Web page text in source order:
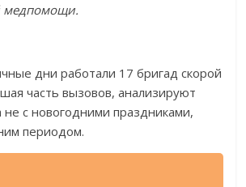
медпомощи.
дни работали 17 бригад скорой
часть вызовов, анализируют
не с новогодними праздниками,
периодом.